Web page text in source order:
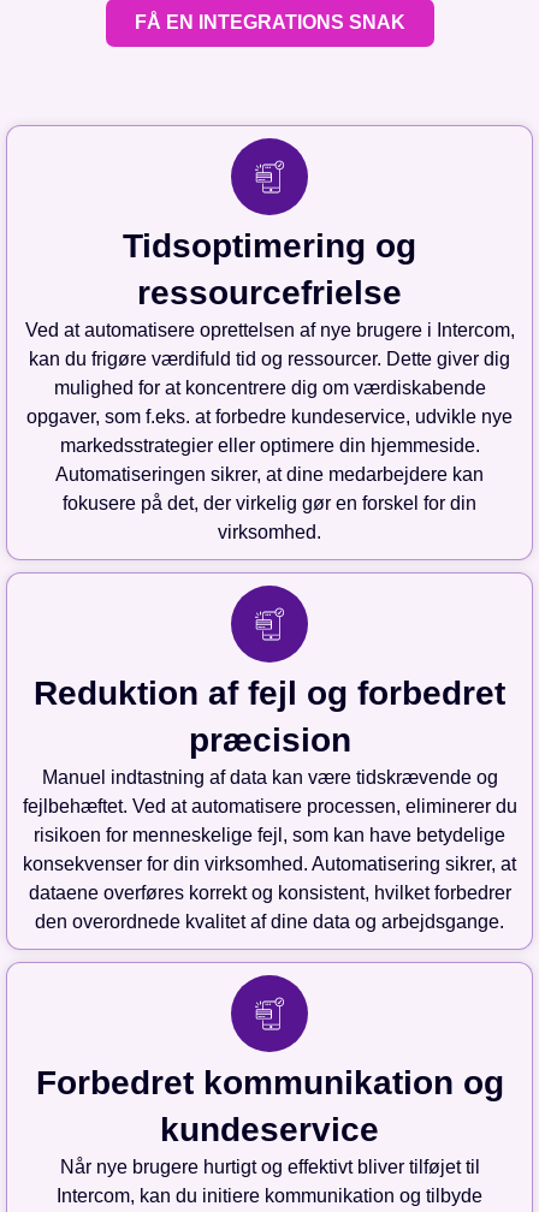
FÅ EN INTEGRATIONS SNAK
Tidsoptimering og
ressourcefrielse
Ved at automatisere oprettelsen af nye brugere i Intercom,
kan du frigøre værdifuld tid og ressourcer. Dette giver dig
mulighed for at koncentrere dig om værdiskabende
opgaver, som f.eks. at forbedre kundeservice, udvikle nye
markedsstrategier eller optimere din hjemmeside.
Automatiseringen sikrer, at dine medarbejdere kan
fokusere på det, der virkelig gør en forskel for din
virksomhed.
Reduktion af fejl og forbedret
præcision
Manuel indtastning af data kan være tidskrævende og
fejlbehæftet. Ved at automatisere processen, eliminerer du
risikoen for menneskelige fejl, som kan have betydelige
konsekvenser for din virksomhed. Automatisering sikrer, at
dataene overføres korrekt og konsistent, hvilket forbedrer
den overordnede kvalitet af dine data og arbejdsgange.
Forbedret kommunikation og
kundeservice
Når nye brugere hurtigt og effektivt bliver tilføjet til
Intercom, kan du initiere kommunikation og tilbyde